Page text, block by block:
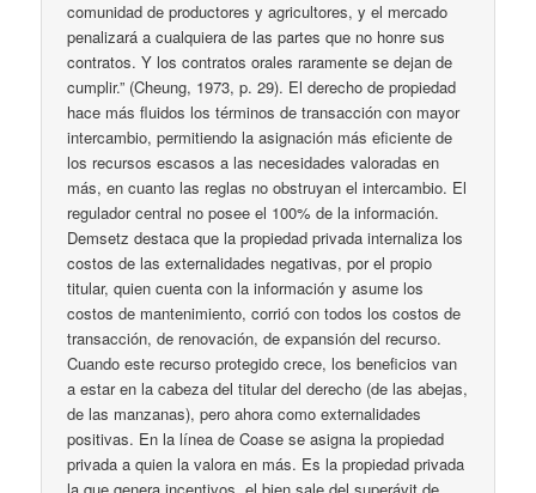
comunidad de productores y agricultores, y el mercado
penalizará a cualquiera de las partes que no honre sus
contratos. Y los contratos orales raramente se dejan de
cumplir.” (Cheung, 1973, p. 29). El derecho de propiedad
hace más fluidos los términos de transacción con mayor
intercambio, permitiendo la asignación más eficiente de
los recursos escasos a las necesidades valoradas en
más, en cuanto las reglas no obstruyan el intercambio. El
regulador central no posee el 100% de la información.
Demsetz destaca que la propiedad privada internaliza los
costos de las externalidades negativas, por el propio
titular, quien cuenta con la información y asume los
costos de mantenimiento, corrió con todos los costos de
transacción, de renovación, de expansión del recurso.
Cuando este recurso protegido crece, los beneficios van
a estar en la cabeza del titular del derecho (de las abejas,
de las manzanas), pero ahora como externalidades
positivas. En la línea de Coase se asigna la propiedad
privada a quien la valora en más. Es la propiedad privada
la que genera incentivos, el bien sale del superávit de